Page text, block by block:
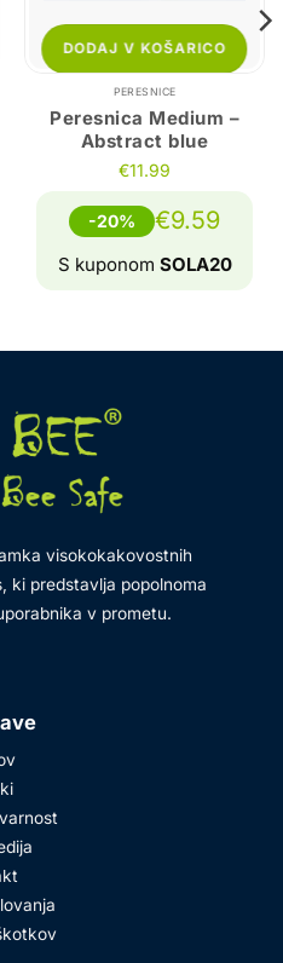
DODAJ V KOŠARICO
PERESNICE
Peresnica Medium –
Abstract blue
€11.99
-20% €9.59
S kuponom SOLA20
visokokakovostnih
ki predstavlja popolnoma
v prometu.